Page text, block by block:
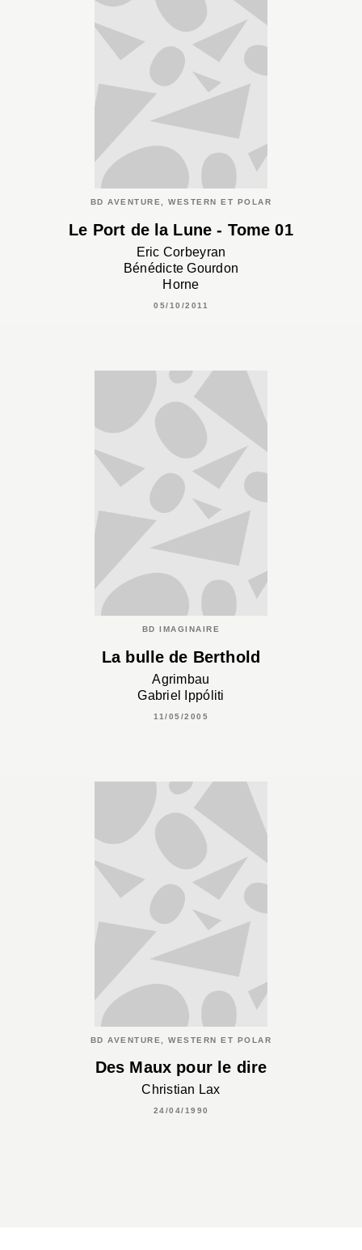
BD AVENTURE, WESTERN ET POLAR
Le Port de la Lune - Tome 01
Eric Corbeyran
Bénédicte Gourdon
Horne
05/10/2011
BD IMAGINAIRE
La bulle de Berthold
Agrimbau
Gabriel Ippóliti
11/05/2005
BD AVENTURE, WESTERN ET POLAR
Des Maux pour le dire
Christian Lax
24/04/1990